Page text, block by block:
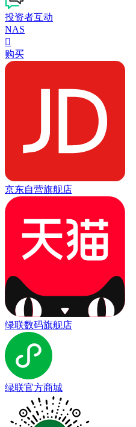
投资者互动
NAS

购买
京东自营旗舰店
绿联数码旗舰店
绿联官方商城